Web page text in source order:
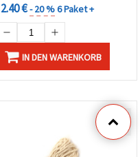
2.40 €- 20 %6 Paket +
IN DEN WARENKORB